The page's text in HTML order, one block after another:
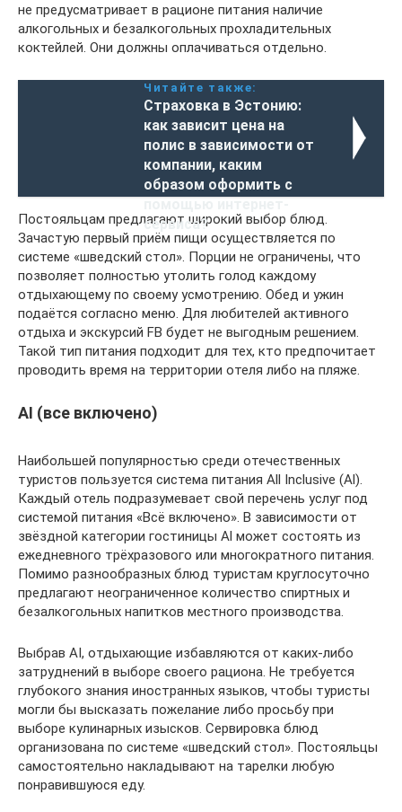
не предусматривает в рационе питания наличие
алкогольных и безалкогольных прохладительных
коктейлей. Они должны оплачиваться отдельно.
Читайте также:
Страховка в Эстонию:
как зависит цена на
полис в зависимости от
компании, каким
образом оформить с
сервиса?
Постояльцам предлагают широкий выбор блюд.
Зачастую первый приём пищи осуществляется по
системе «шведский стол». Порции не ограничены, что
позволяет полностью утолить голод каждому
отдыхающему по своему усмотрению. Обед и ужин
подаётся согласно меню. Для любителей активного
отдыха и экскурсий FB будет не выгодным решением.
Такой тип питания подходит для тех, кто предпочитает
проводить время на территории отеля либо на пляже.
AI (все включено)
Наибольшей популярностью среди отечественных
туристов пользуется система питания All Inclusive (Al).
Каждый отель подразумевает свой перечень услуг под
системой питания «Всё включено». В зависимости от
звёздной категории гостиницы Al может состоять из
ежедневного трёхразового или многократного питания.
Помимо разнообразных блюд туристам круглосуточно
предлагают неограниченное количество спиртных и
безалкогольных напитков местного производства.
Выбрав AI, отдыхающие избавляются от каких-либо
затруднений в выборе своего рациона. Не требуется
глубокого знания иностранных языков, чтобы туристы
могли бы высказать пожелание либо просьбу при
выборе кулинарных изысков. Сервировка блюд
организована по системе «шведский стол». Постояльцы
самостоятельно накладывают на тарелки любую
понравившуюся еду.